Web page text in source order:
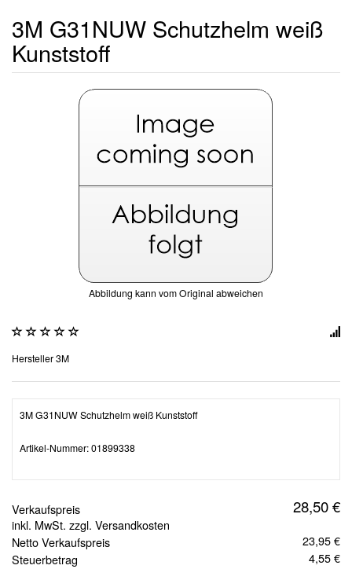
3M G31NUW Schutzhelm weiß
Kunststoff
Abbildung kann vom Original abweichen
Hersteller3M
3M G31NUW Schutzhelm weiß Kunststoff
Artikel-Nummer: 01899338
Verkaufspreis 28,50 €
inkl. MwSt. zzgl. Versandkosten
Netto Verkaufspreis
23,95 €
Steuerbetrag
4,55 €